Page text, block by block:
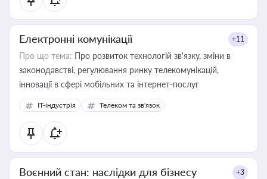
Електронні комунікації +11
Про що тема: Про розвиток технологій зв'язку, зміни в
законодавстві, регулювання ринку телекомунікацій,
інновації в сфері мобільних та інтернет-послуг
IT-індустрія Телеком та зв'язок
Воєнний стан: наслідки для бізнесу +3